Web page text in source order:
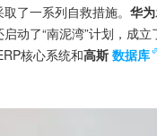
了一系列自救措施。 华为
启动了“南泥湾”计划，成
核心系统和高斯 数据库